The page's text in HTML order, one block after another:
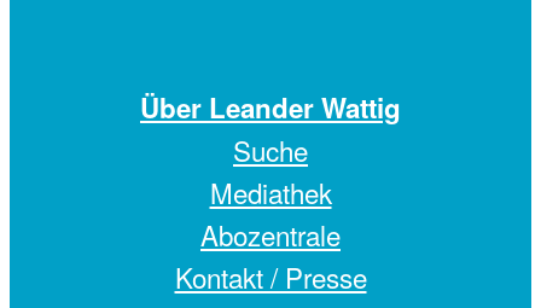
Über Leander Wattig
Suche
Mediathek
Abozentrale
Kontakt / Presse